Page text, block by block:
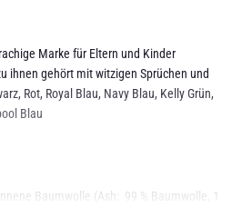
Marke für Eltern und Kinder
ihnen gehört mit witzigen Sprüchen und
Rot, Royal Blau, Navy Blau, Kelly Grün,
Blau
Baumwolle (Ash: 99 % Baumwolle, 1